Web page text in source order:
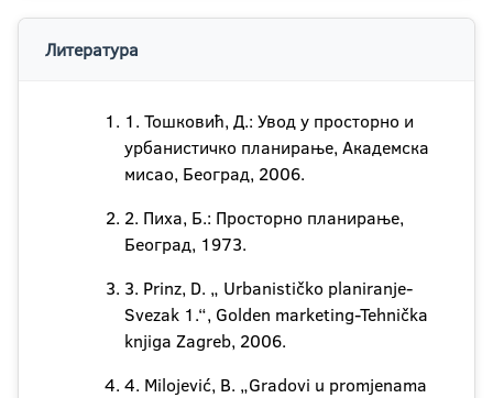
Литература
1. Тошковић, Д.: Увод у просторно и
урбанистичко планирање, Aкадемска
мисао, Београд, 2006.
2. Пиха, Б.: Просторно планирање,
Београд, 1973.
3. Prinz, D. „ Urbanističko planiranje-
Svezak 1.“, Golden marketing-Tehnička
knjiga Zagreb, 2006.
4. Milojević, B. „Gradovi u promjenama